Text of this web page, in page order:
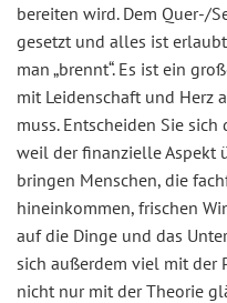
bereiten wird. Dem Quer-/
gesetzt und alles ist
man „brennt“. Es ist ein
mit Leidenschaft und Herz
muss. Entscheiden Sie
weil der finanzielle Aspekt
bringen Menschen, die
hineinkommen, frischen
auf die Dinge und das
sich außerdem viel mit der
nicht nur mit der Theorie